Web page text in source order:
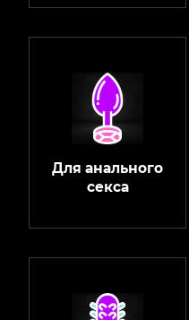
Для анального
секса